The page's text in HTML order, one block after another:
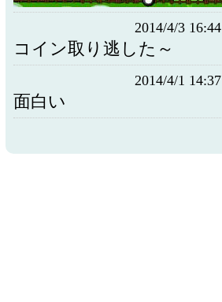
2014/4/3 16:44
コイン取り逃した～
2014/4/1 14:37
面白い